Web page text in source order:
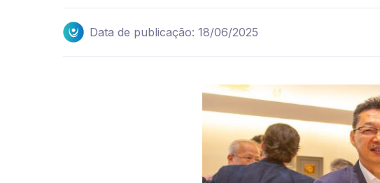
Data de publicação: 18/06/2025